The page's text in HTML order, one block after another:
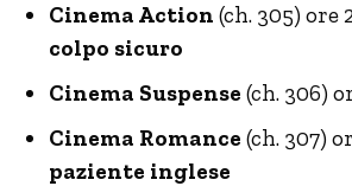
Cinema Action (ch. 305) ore
colpo sicuro
Cinema Suspense (ch. 306)
Cinema Romance (ch. 307)
paziente inglese